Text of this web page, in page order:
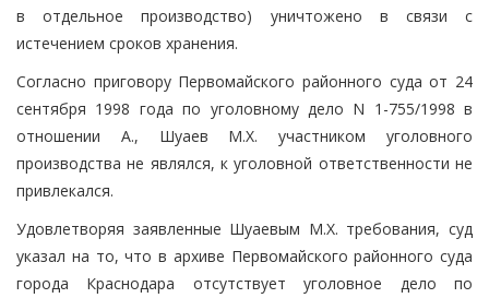
в отдельное производство) уничтожено в связи с
истечением сроков хранения.
Согласно приговору Первомайского районного суда от 24
сентября 1998 года по уголовному дело N 1-755/1998 в
отношении А., Шуаев М.Х. участником уголовного
производства не являлся, к уголовной ответственности не
привлекался.
Удовлетворяя заявленные Шуаевым М.Х. требования, суд
указал на то, что в архиве Первомайского районного суда
города Краснодара отсутствует уголовное дело по